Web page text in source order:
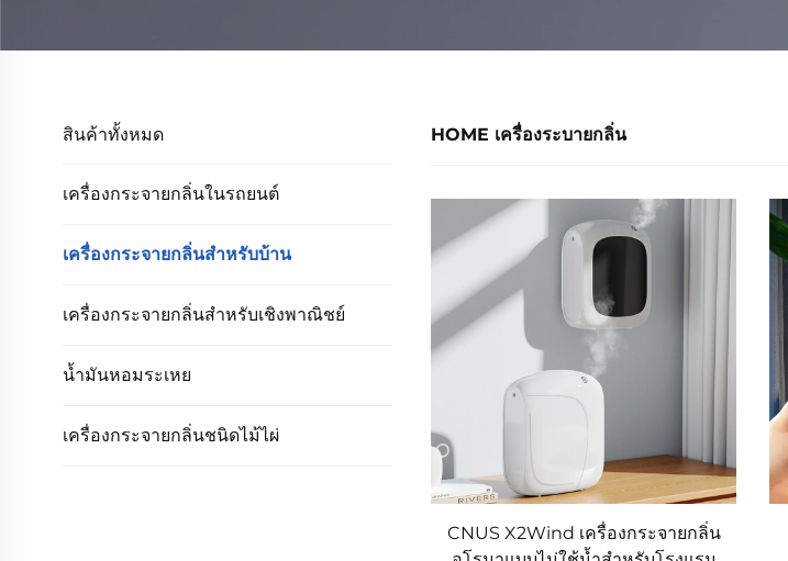
สินค้าทั้งหมด
เครื่องกระจายกลิ่นในรถยนต์
เครื่องกระจายกลิ่นสำหรับบ้าน
เครื่องกระจายกลิ่นสำหรับเชิงพาณิชย์
น้ำมันหอมระเหย
เครื่องกระจายกลิ่นชนิดไม้ไผ่
HOME เครื่องระบายกลิ่น
CNUS X2Wind เครื่องกระจายกลิ่น